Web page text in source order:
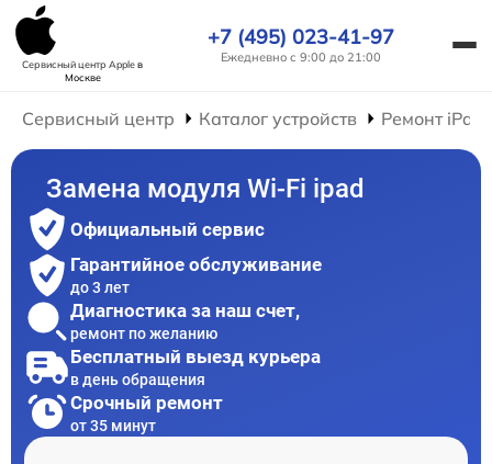
Сервисный центр Appleв
Москве
+7 (495) 023-41-97
Ежедневно с 9:00 до 21:00
Сервисный центр Каталог устройств Ремонт iPad
Замена модуля Wi-Fi ipad
Официальный сервис
Гарантийное обслуживание
до 3 лет
Диагностика за наш счет,
ремонт по желанию
Бесплатный выезд курьера
в день обращения
Срочный ремонт
от 35 минут